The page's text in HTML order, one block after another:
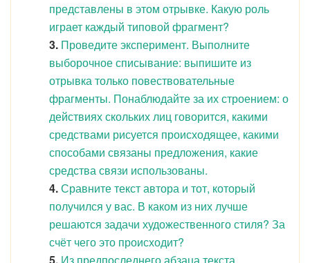
представлены в этом отрывке. Какую роль
играет каждый типовой фрагмент?
3. Проведите эксперимент. Выполните
выборочное списывание: выпишите из
отрывка только повествовательные
фрагменты. Понаблюдайте за их строением: о
действиях скольких лиц говорится, какими
средствами рисуется происходящее, какими
способами связаны предложения, какие
средства связи использованы.
4.Сравните текст автора и тот, который
получился у вас. В каком из них лучше
решаются задачи художественного стиля? За
счёт чего это происходит?